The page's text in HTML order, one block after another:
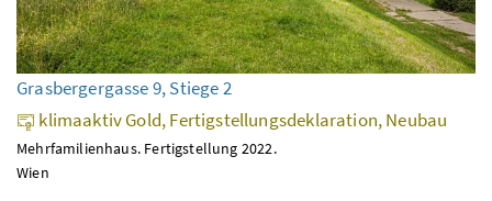
Grasbergergasse 9, Stiege 2
klimaaktiv Gold, Fertigstellungsdeklaration, Neubau
Mehrfamilienhaus. Fertigstellung 2022.
Wien